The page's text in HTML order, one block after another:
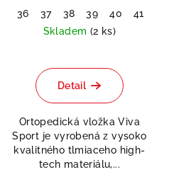
36 37 38 39 40 41
Skladem (2 ks)
hodnotenie
produktu
z
5
hviezdičiek.
Detail
Ortopedická vložka Viva
Sport je vyrobená z vysoko
kvalitného tlmiaceho high-
tech materiálu,...
Powered by